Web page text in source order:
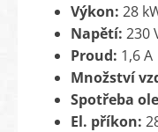
Výkon: 28
Napětí: 230
Proud: 1,6 A
Množství
Spotřeba
El. příkon: